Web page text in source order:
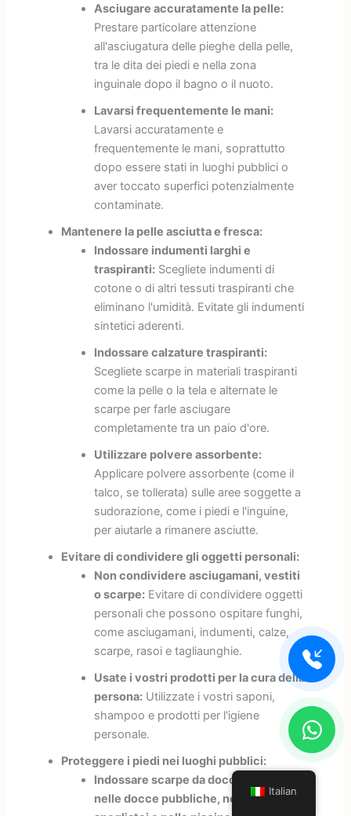
Asciugare accuratamente la pelle:
Prestare particolare attenzione
all'asciugatura delle pieghe della pelle,
tra le dita dei piedi e nella zona
inguinale dopo il bagno o il nuoto.
Lavarsi frequentemente le mani:
Lavarsi accuratamente e
frequentemente le mani, soprattutto
dopo essere stati in luoghi pubblici o
aver toccato superfici potenzialmente
contaminate.
Mantenere la pelle asciutta e fresca:
Indossare indumenti larghi e
traspiranti:Scegliete indumenti di
cotone o di altri tessuti traspiranti che
eliminano l'umidità. Evitate gli indumenti
sintetici aderenti.
Indossare calzature traspiranti:
Scegliete scarpe in materiali traspiranti
come la pelle o la tela e alternate le
scarpe per farle asciugare
completamente tra un paio d'ore.
Utilizzare polvere assorbente:
Applicare polvere assorbente (come il
talco, se tollerata) sulle aree soggette a
sudorazione, come i piedi e l'inguine,
per aiutarle a rimanere asciutte.
Evitare di condividere gli oggetti personali:
Non condividere asciugamani, vestiti
o scarpe:Evitare di condividere oggetti
personali che possono ospitare funghi,
come asciugamani, indumenti, calze,
scarpe, rasoi e tagliaunghie.
Usate i vostri prodotti per la cura della
persona:Utilizzate i vostri saponi,
shampoo e prodotti per l'igiene
personale.
Proteggere i piedi nei luoghi pubblici:
Indossare scarpe da doccia o sandali
nelle docce pubbliche, negli
Italian